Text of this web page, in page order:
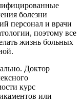
болезни
персонал и врачи
поэтому все
жизнь больных
Доктор
курс
или